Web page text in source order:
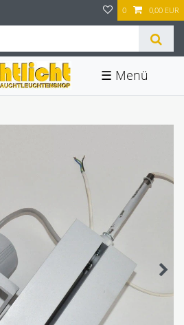
0 0,00 EUR
☰